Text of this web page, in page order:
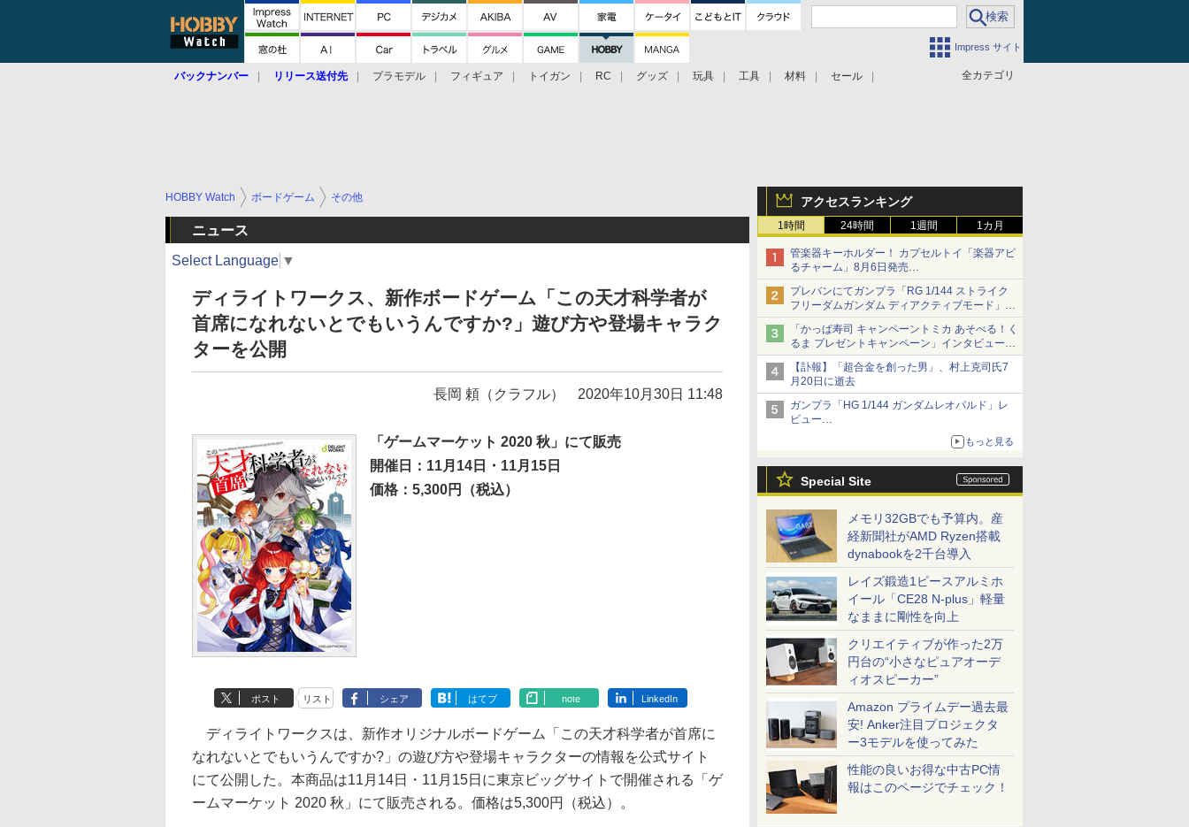
Impress サイト
全カテゴリ
バックナンバー リリース送付先 プラモデル フィギュア トイガン RC グッズ 玩具 工具 材料 セール
アクセスランキング
1時間 24時間 1週間 1カ月
管楽器キーホルダー！ カプセルトイ「楽器アピ
るチャーム」8月6日発売
チューバ、テナサクなど5種各3色
プレバンにてガンプラ「RG 1/144 ストライク
フリーダムガンダム ディアクティブモード」の
再販分が8月7日11時より予約開始！
「かっぱ寿司 キャンペーントミカ あそべる！く
るま プレゼントキャンペーン」インタビュー
子どもが楽しめるかっぱ寿司ならではの体験と
コラボの楽しさを追求
【訃報】「超合金を創った男」、村上克司氏7
月20日に逝去
ガンプラ「HG 1/144 ガンダムレオパルド」レ
ビュー
『機動新世紀ガンダムX』30周年！インナーア
ームガトリングの変形機構まで再現し最新フォ
もっと見る
Special Site
メモリ32GBでも予算内。産
経新聞社がAMD Ryzen搭載
dynabookを2千台導入
レイズ鍛造1ピースアルミホ
イール「CE28 N-plus」軽量
なままに剛性を向上
クリエイティブが作った2万
円台の“小さなピュアオーデ
ィオスピーカー”
Amazon プライムデー過去最
安! Anker注目プロジェクタ
ー3モデルを使ってみた
性能の良いお得な中古PC情
報はこのページでチェック！
HOBBY Watch ボードゲーム その他
ニュース
Select Language ▼
ディライトワークス、新作ボードゲーム「この天才科学者が
首席になれないとでもいうんですか?」遊び方や登場キャラク
ターを公開
長岡 頼（クラフル） 2020年10月30日 11:48
「ゲームマーケット 2020 秋」にて販売
開催日：11月14日・11月15日
価格：5,300円（税込）
ポスト リスト シェア はてブ note LinkedIn
ディライトワークスは、新作オリジナルボードゲーム「この天才科学者が首席に
なれないとでもいうんですか?」の遊び方や登場キャラクターの情報を公式サイト
にて公開した。本商品は11月14日・11月15日に東京ビッグサイトで開催される「ゲ
ームマーケット 2020 秋」にて販売される。価格は5,300円（税込）。